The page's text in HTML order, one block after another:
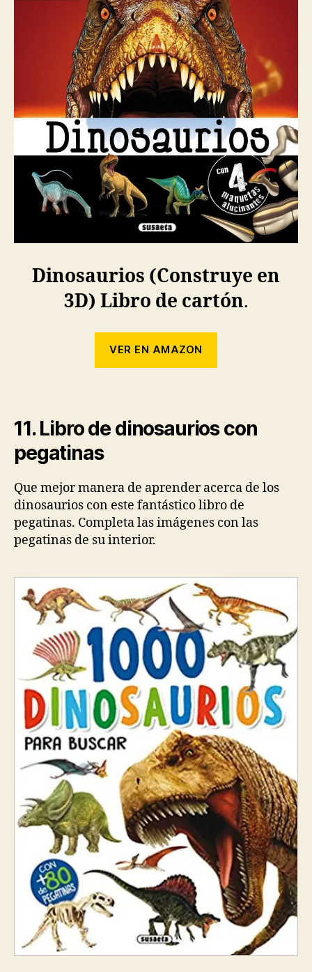
Dinosaurios (Construye en
3D) Libro de cartón.
VER EN AMAZON
11. Libro de dinosaurios con
pegatinas
Que mejor manera de aprender acerca de los
dinosaurios con este fantástico libro de
pegatinas. Completa las imágenes con las
pegatinas de su interior.